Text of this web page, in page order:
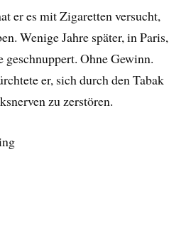
er es mit Zigaretten versucht,
Wenige Jahre später, in Paris,
geschnuppert. Ohne Gewinn.
er, sich durch den Tabak
zu zerstören.